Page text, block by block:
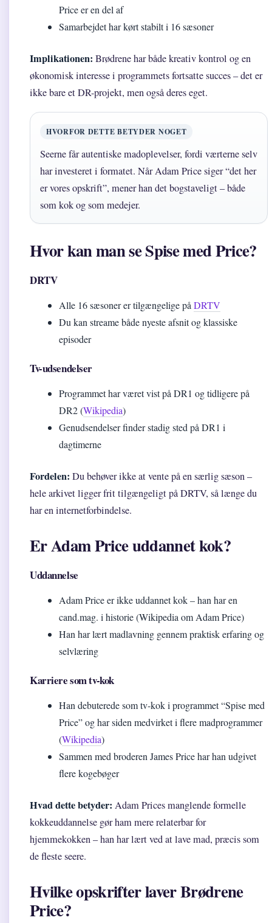
Price er en del af
Samarbejdet har kørt stabilt i 16 sæsoner
Implikationen: Brødrene har både kreativ kontrol og en
økonomisk interesse i programmets fortsatte succes – det er
ikke bare et DR-projekt, men også deres eget.
HVORFOR DETTE BETYDER NOGET
Seerne får autentiske madoplevelser, fordi værterne selv
har investeret i formatet. Når Adam Price siger “det her
er vores opskrift”, mener han det bogstaveligt – både
som kok og som medejer.
Hvor kan man se Spise med Price?
DRTV
Alle 16 sæsoner er tilgængelige påDRTV
Du kan streame både nyeste afsnit og klassiske
episoder
Tv-udsendelser
Programmet har været vist på DR1 og tidligere på
DR2 (Wikipedia)
Genudsendelser finder stadig sted på DR1 i
dagtimerne
Fordelen: Du behøver ikke at vente på en særlig sæson –
hele arkivet ligger frit tilgængeligt på DRTV, så længe du
har en internetforbindelse.
Er Adam Price uddannet kok?
Uddannelse
Adam Price er ikke uddannet kok – han har en
cand.mag. i historie (Wikipedia om Adam Price)
Han har lært madlavning gennem praktisk erfaring og
selvlæring
Karriere som tv-kok
Han debuterede som tv-kok i programmet “Spise med
Price” og har siden medvirket i flere madprogrammer
(Wikipedia)
Sammen med broderen James Price har han udgivet
flere kogebøger
Hvad dette betyder: Adam Prices manglende formelle
kokkeuddannelse gør ham mere relaterbar for
hjemmekokken – han har lært ved at lave mad, præcis som
de fleste seere.
Hvilke opskrifter laver Brødrene
Price?